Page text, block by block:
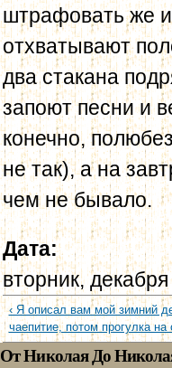
штрафовать же
отхватывают
два стакана
запоют песни и
конечно,
не так), а на
чем не бывало.
Дата:
вторник,
‹ Я описал вам мой зимний
чаепитие, потом прогулка
От Николая До